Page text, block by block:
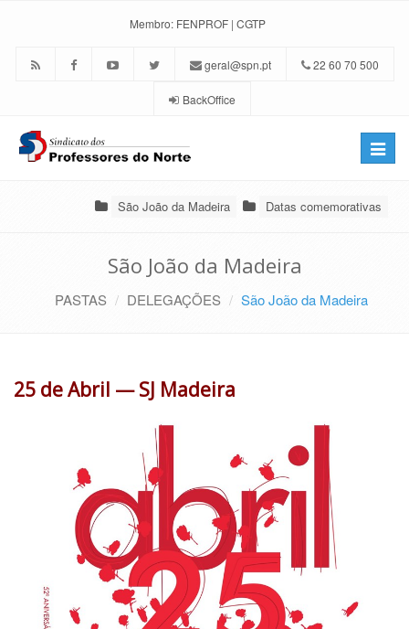
Membro: FENPROF | CGTP
geral@spn.pt 22 60 70 500
BackOffice
Toggle
São João da Madeira Datas comemorativas
São João da Madeira
PASTAS DELEGAÇÕES São João da Madeira
25 de Abril — SJ Madeira